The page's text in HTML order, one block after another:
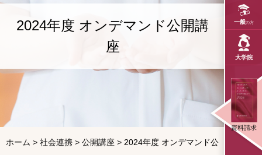
一般の方
大学院
資料請求
2024年度 オンデマンド公開講
座
ホーム > 社会連携 > 公開講座 > 2024年度 オンデマンド公